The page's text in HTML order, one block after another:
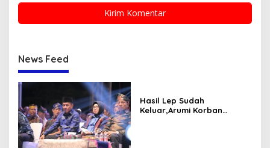
News Feed
Hasil Lep Sudah
Keluar,Arumi Korban